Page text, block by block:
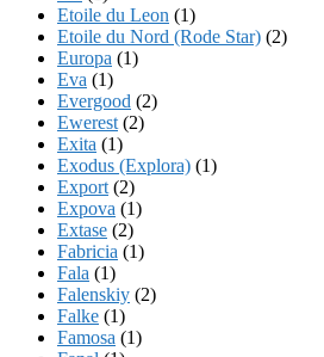
Etoile du Leon (1)
Etoile du Nord (Rode Star) (2)
Europa (1)
Eva (1)
Evergood (2)
Ewerest (2)
Exita (1)
Exodus (Explora) (1)
Export (2)
Expova (1)
Extase (2)
Fabricia (1)
Fala (1)
Falenskiy (2)
Falke (1)
Famosa (1)